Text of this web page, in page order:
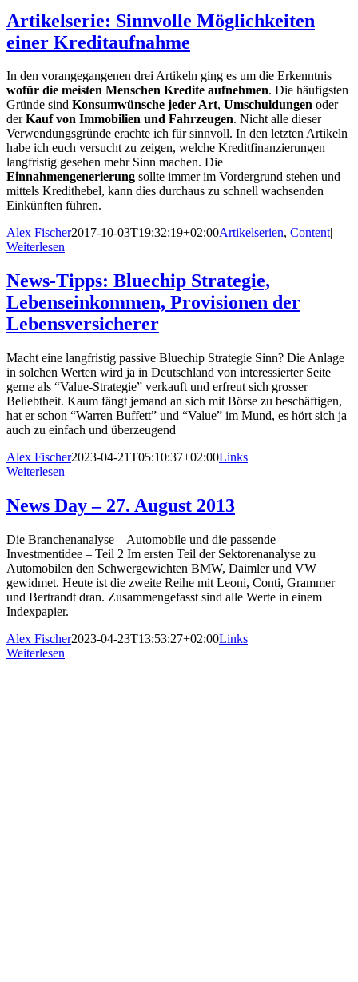
Artikelserie: Sinnvolle Möglichkeiten
einer Kreditaufnahme
In den vorangegangenen drei Artikeln ging es um die Erkenntnis
wofür die meisten Menschen Kredite aufnehmen. Die häufigsten
Gründe sind Konsumwünsche jeder Art, Umschuldungen oder
derKauf von Immobilien und Fahrzeugen. Nicht alle dieser
Verwendungsgründe erachte ich für sinnvoll. In den letzten Artikeln
habe ich euch versucht zu zeigen, welche Kreditfinanzierungen
langfristig gesehen mehr Sinn machen. Die
Einnahmengenerierung sollte immer im Vordergrund stehen und
mittels Kredithebel, kann dies durchaus zu schnell wachsenden
Einkünften führen.
Alex Fischer2017-10-03T19:32:19+02:00Artikelserien, Content|
Weiterlesen
News-Tipps: Bluechip Strategie,
Lebenseinkommen, Provisionen der
Lebensversicherer
Macht eine langfristig passive Bluechip Strategie Sinn? Die Anlage
in solchen Werten wird ja in Deutschland von interessierter Seite
gerne als “Value-Strategie” verkauft und erfreut sich grosser
Beliebtheit. Kaum fängt jemand an sich mit Börse zu beschäftigen,
hat er schon “Warren Buffett” und “Value” im Mund, es hört sich ja
auch zu einfach und überzeugend
Alex Fischer2023-04-21T05:10:37+02:00Links|
Weiterlesen
News Day – 27. August 2013
Die Branchenanalyse – Automobile und die passende
Investmentidee – Teil 2 Im ersten Teil der Sektorenanalyse zu
Automobilen den Schwergewichten BMW, Daimler und VW
gewidmet. Heute ist die zweite Reihe mit Leoni, Conti, Grammer
und Bertrandt dran. Zusammengefasst sind alle Werte in einem
Indexpapier.
Alex Fischer2023-04-23T13:53:27+02:00Links|
Weiterlesen